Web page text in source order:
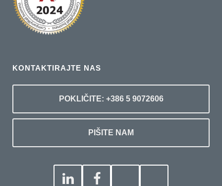
KONTAKTIRAJTE NAS
POKLIČITE: +386 5 9072606
PIŠITE NAM